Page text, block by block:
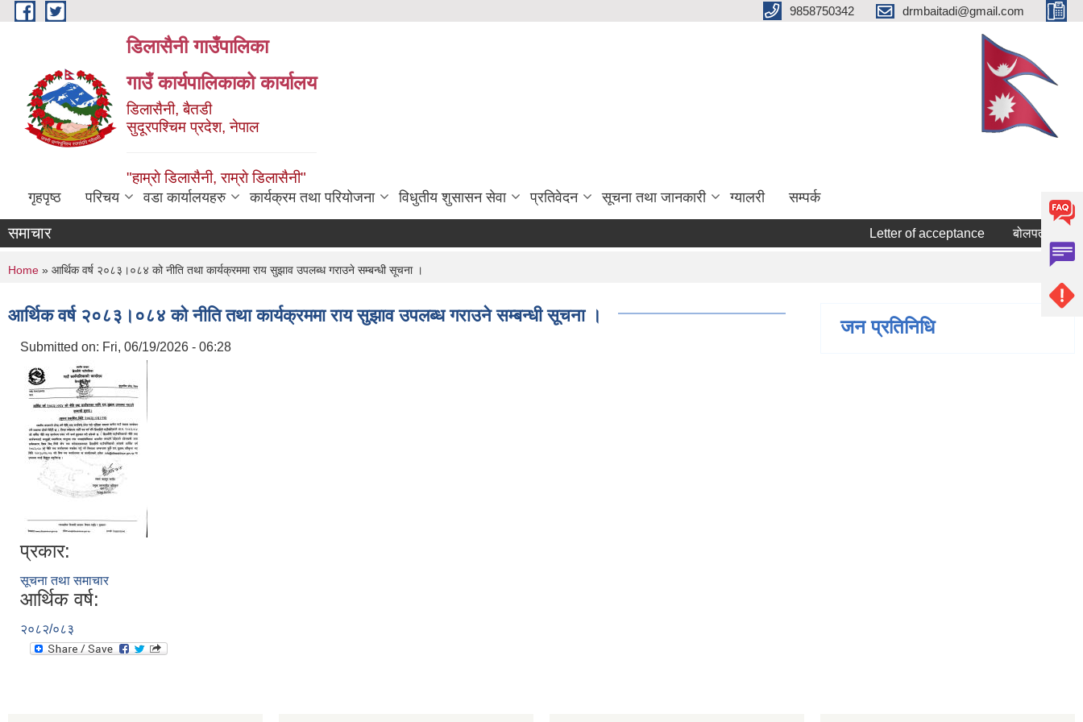
Skip to main content 9858750342 drmbaitadi@gmail.com
डिलासैनी गाउँपालिका
गाउँ कार्यपालिकाको कार्यालय
डिलासैनी, बैतडी
सुदूरपश्चिम प्रदेश, नेपाल
"हाम्राे डिलासैनी, राम्राे डिलासैनी"
गृहपृष्ठ परिचय वडा कार्यालयहरु कार्यक्रम तथा परियोजना विधुतीय शुसासन सेवा प्रतिवेदन सूचना तथा जानकारी ग्यालरी सम्पर्क
समाचार Letter of acceptance बोलपत्र स्वीकृत
You are here
Home » आर्थिक वर्ष २०८३।०८४ को नीति तथा कार्यक्रममा राय सुझाव उपलब्ध गराउने सम्बन्धी सूचना ।
आर्थिक वर्ष २०८३।०८४ को नीति तथा कार्यक्रममा राय सुझाव उपलब्ध गराउने सम्बन्धी सूचना ।
Submitted on: Fri, 06/19/2026 - 06:28
प्रकार:
सूचना तथा समाचार
आर्थिक वर्ष:
२०८२/०८३
जन प्रतिनिधि